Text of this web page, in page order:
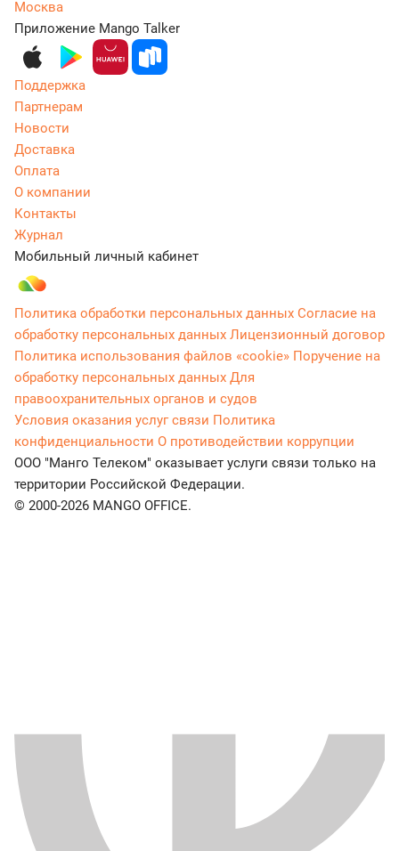
Москва
Приложение Mango Talker
Поддержка
Партнерам
Новости
Доставка
Оплата
О компании
Контакты
Журнал
Мобильный личный кабинет
Политика обработки персональных данных Согласие на
обработку персональных данных Лицензионный договор
Политика использования файлов «cookie» Поручение на
обработку персональных данных Для
правоохранительных органов и судов
Условия оказания услуг связи Политика
конфиденциальности О противодействии коррупции
ООО "Манго Телеком" оказывает услуги связи только на
территории Российской Федерации.
© 2000-2026 MANGO OFFICE.